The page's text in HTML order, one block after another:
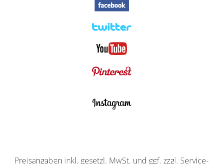
Preisangaben inkl. gesetzl. MwSt. und ggf. zzgl. Service-